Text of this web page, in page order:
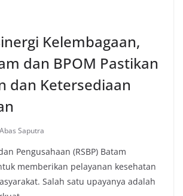
Kelembagaan,
dan BPOM Pastikan
dan Ketersediaan
Abas Saputra
Pengusahaan (RSBP) Batam
memberikan pelayanan kesehatan
Salah satu upayanya adalah